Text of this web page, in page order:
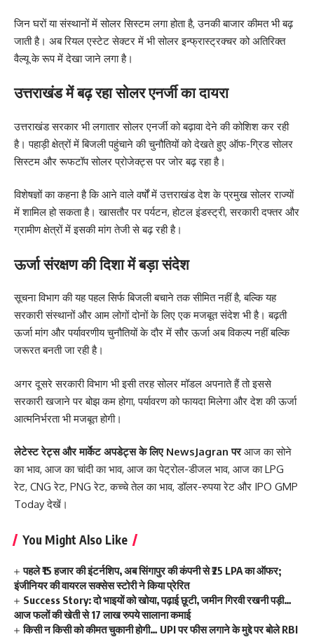
जिन घरों या संस्थानों में सोलर सिस्टम लगा होता है, उनकी बाजार कीमत भी बढ़
जाती है। अब रियल एस्टेट सेक्टर में भी सोलर इन्फ्रास्ट्रक्चर को अतिरिक्त
वैल्यू के रूप में देखा जाने लगा है।
उत्तराखंड में बढ़ रहा सोलर एनर्जी का दायरा
उत्तराखंड सरकार भी लगातार सोलर एनर्जी को बढ़ावा देने की कोशिश कर रही
है। पहाड़ी क्षेत्रों में बिजली पहुंचाने की चुनौतियों को देखते हुए ऑफ-ग्रिड सोलर
सिस्टम और रूफटॉप सोलर प्रोजेक्ट्स पर जोर बढ़ रहा है।
विशेषज्ञों का कहना है कि आने वाले वर्षों में उत्तराखंड देश के प्रमुख सोलर राज्यों
में शामिल हो सकता है। खासतौर पर पर्यटन, होटल इंडस्ट्री, सरकारी दफ्तर और
ग्रामीण क्षेत्रों में इसकी मांग तेजी से बढ़ रही है।
ऊर्जा संरक्षण की दिशा में बड़ा संदेश
सूचना विभाग की यह पहल सिर्फ बिजली बचाने तक सीमित नहीं है, बल्कि यह
सरकारी संस्थानों और आम लोगों दोनों के लिए एक मजबूत संदेश भी है। बढ़ती
ऊर्जा मांग और पर्यावरणीय चुनौतियों के दौर में सौर ऊर्जा अब विकल्प नहीं बल्कि
जरूरत बनती जा रही है।
अगर दूसरे सरकारी विभाग भी इसी तरह सोलर मॉडल अपनाते हैं तो इससे
सरकारी खजाने पर बोझ कम होगा, पर्यावरण को फायदा मिलेगा और देश की ऊर्जा
आत्मनिर्भरता भी मजबूत होगी।
लेटेस्ट रेट्स और मार्केट अपडेट्स के लिए NewsJagran पर आज का सोने
का भाव, आज का चांदी का भाव, आज का पेट्रोल-डीजल भाव, आज का LPG
रेट, CNG रेट, PNG रेट,कच्चे तेल का भाव,डॉलर-रुपया रेट और IPO GMP
Todayदेखें।
You Might Also Like
पहले ₹15 हजार की इंटर्नशिप, अब सिंगापुर की कंपनी से ₹25 LPA का ऑफर;
इंजीनियर की वायरल सक्सेस स्टोरी ने किया प्रेरित
Success Story: दो भाइयों को खोया, पढ़ाई छूटी, जमीन गिरवी रखनी पड़ी…
आज फलों की खेती से 17 लाख रुपये सालाना कमाई
किसी न किसी को कीमत चुकानी होगी… UPI पर फीस लगाने के मुद्दे पर बोले RBI